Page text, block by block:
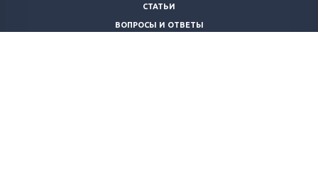
СТАТЬИ
ВОПРОСЫ И ОТВЕТЫ